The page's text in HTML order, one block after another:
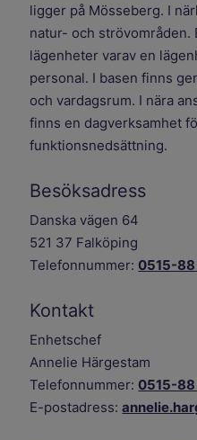
ligger på Mösseberg. I
natur- och strövområden.
lägenheter varav en
personal. I basen finns
och vardagsrum. I nära
finns en dagverksamhet
funktionsnedsättning.
Besöksadress
Danska vägen 64
521 37 Falköping
Telefonnummer:0515-
Kontakt
Enhetschef
Annelie Härgestam
Telefonnummer:0515-
E-postadress: